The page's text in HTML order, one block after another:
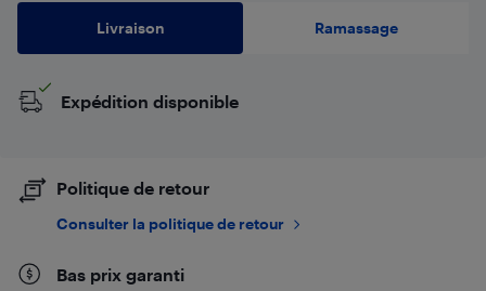
Livraison Ramassage
Expédition disponible
Politique de retour
Consulter la politique de retour
Bas prix garanti